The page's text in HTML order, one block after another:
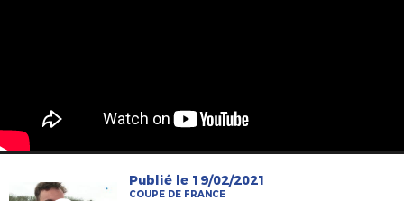
Publié le 19/02/2021
COUPE DE FRANCE